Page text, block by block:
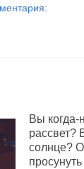
Вы когда-
рассвет?
солнце?